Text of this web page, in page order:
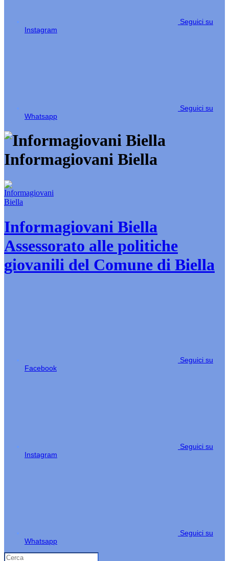
Seguici su
Instagram
Seguici su
Whatsapp
Informagiovani Biella
Informagiovani Biella
Assessorato alle politiche
giovanili del Comune di Biella
Seguici su
Facebook
Seguici su
Instagram
Seguici su
Whatsapp